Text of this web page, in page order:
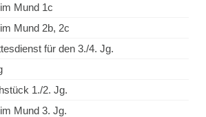
Mund 1c
Mund 2b, 2c
für den 3./4. Jg.
1./2. Jg.
Mund 3. Jg.